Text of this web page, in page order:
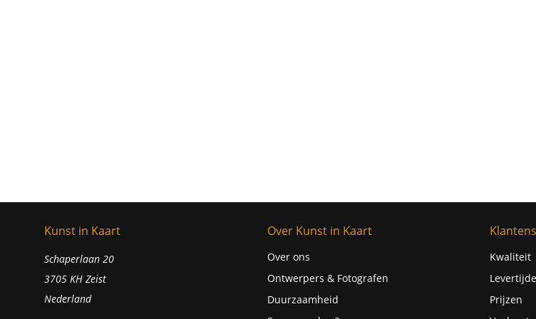
Kunst in Kaart
Schaperlaan 20
3705 KH Zeist
Nederland
Over Kunst in Kaart
Over ons
Ontwerpers & Fotografen
Duurzaamheid
Kwaliteit
Prijzen